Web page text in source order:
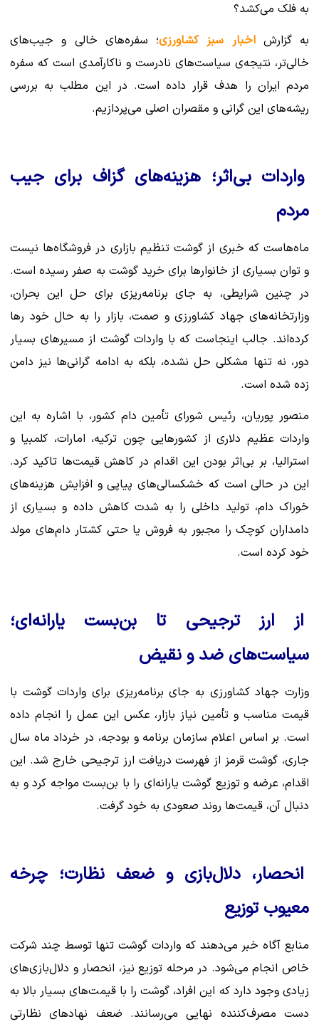
به فلک می‌کشد؟
به گزارشاخبار سبز کشاورزی؛ سفره‌های خالی و جیب‌های
خالی‌تر، نتیجه‌ی سیاست‌های نادرست و ناکارآمدی است که سفره
مردم ایران را هدف قرار داده است. در این مطلب به بررسی
ریشه‌های این گرانی و مقصران اصلی می‌پردازیم.
واردات بی‌اثر؛ هزینه‌های گزاف برای جیب
مردم
ماه‌هاست که خبری از گوشت تنظیم بازاری در فروشگاه‌ها نیست
و توان بسیاری از خانوارها برای خرید گوشت به صفر رسیده است.
در چنین شرایطی، به جای برنامه‌ریزی برای حل این بحران،
وزارتخانه‌های جهاد کشاورزی و صمت، بازار را به حال خود رها
کرده‌اند. جالب اینجاست که با واردات گوشت از مسیرهای بسیار
دور، نه تنها مشکلی حل نشده، بلکه به ادامه گرانی‌ها نیز دامن
زده شده است.
منصور پوریان، رئیس شورای تأمین دام کشور، با اشاره به این
واردات عظیم دلاری از کشورهایی چون ترکیه، امارات، کلمبیا و
استرالیا، بر بی‌اثر بودن این اقدام در کاهش قیمت‌ها تاکید کرد.
این در حالی است که خشکسالی‌های پیاپی و افزایش هزینه‌های
خوراک دام، تولید داخلی را به شدت کاهش داده و بسیاری از
دامداران کوچک را مجبور به فروش یا حتی کشتار دام‌های مولد
خود کرده است.
از ارز ترجیحی تا بن‌بست یارانه‌ای؛
سیاست‌های ضد و نقیض
وزارت جهاد کشاورزی به جای برنامه‌ریزی برای واردات گوشت با
قیمت مناسب و تأمین نیاز بازار، عکس این عمل را انجام داده
است. بر اساس اعلام سازمان برنامه و بودجه، در خرداد ماه سال
جاری، گوشت قرمز از فهرست دریافت ارز ترجیحی خارج شد. این
اقدام، عرضه و توزیع گوشت یارانه‌ای را با بن‌بست مواجه کرد و به
دنبال آن، قیمت‌ها روند صعودی به خود گرفت.
انحصار، دلال‌بازی و ضعف نظارت؛ چرخه
معیوب توزیع
منابع آگاه خبر می‌دهند که واردات گوشت تنها توسط چند شرکت
خاص انجام می‌شود. در مرحله توزیع نیز، انحصار و دلال‌بازی‌های
زیادی وجود دارد که این افراد، گوشت را با قیمت‌های بسیار بالا به
دست مصرف‌کننده نهایی می‌رسانند. ضعف نهادهای نظارتی